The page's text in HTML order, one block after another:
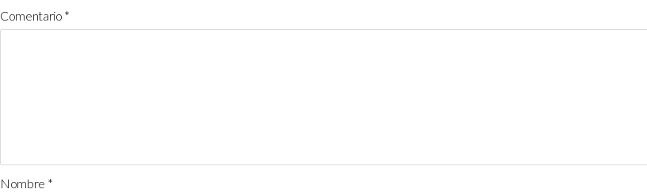
Comentario *
Nombre *